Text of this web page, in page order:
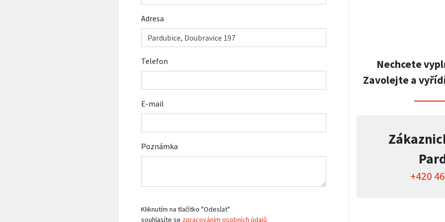
Adresa
Telefon
E-mail
Poznámka
Kliknutím na tlačítko "Odeslat"
souhlasíte se zpracováním osobních údajů
Nechcete
Zavolejte a
+420